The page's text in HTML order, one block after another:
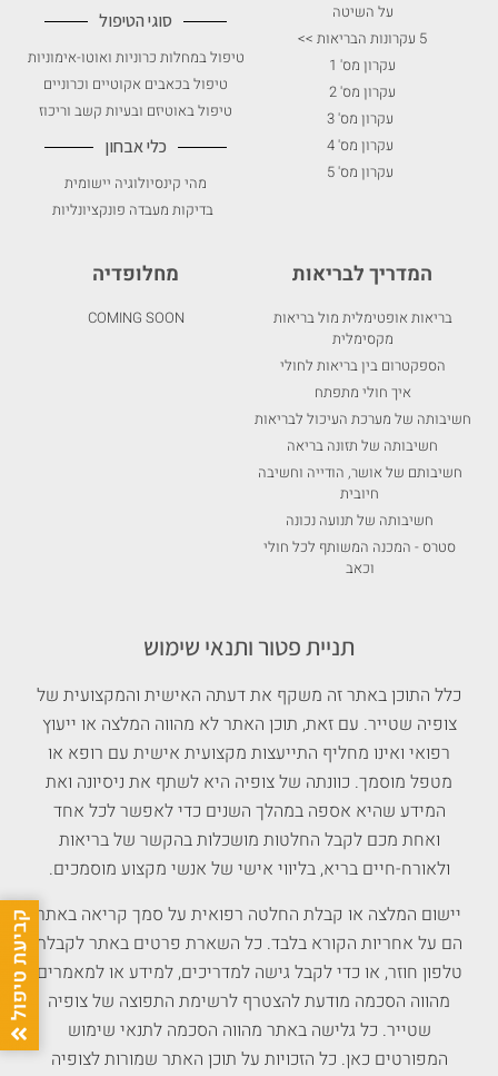
על השיטה
5 עקרונות הבריאות >>
עקרון מס' 1
עקרון מס' 2
עקרון מס' 3
עקרון מס' 4
עקרון מס' 5
סוגי הטיפול
טיפול במחלות כרוניות ואוטו-אימוניות
טיפול בכאבים אקוטיים וכרוניים
טיפול באוטיזם ובעיות קשב וריכוז
כלי אבחון
מהי קינסיולוגיה יישומית
בדיקות מעבדה פונקציונליות
המדריך לבריאות
בריאות אופטימלית מול בריאות
מקסימלית
הספקטרום בין בריאות לחולי
איך חולי מתפתח
חשיבותה של מערכת העיכול לבריאות
חשיבותה של תזונה בריאה
חשיבותם של אושר, הודייה וחשיבה
חיובית
חשיבותה של תנועה נכונה
סטרס - המכנה המשותף לכל חולי
וכאב
מחלופדיה
COMING SOON
תניית פטור ותנאי שימוש
כלל התוכן באתר זה משקף את דעתה האישית והמקצועית של
צופיה שטייר. עם זאת, תוכן האתר לא מהווה המלצה או ייעוץ
רפואי ואינו מחליף התייעצות מקצועית אישית עם רופא או
מטפל מוסמך. כוונתה של צופיה היא לשתף את ניסיונה ואת
המידע שהיא אספה במהלך השנים כדי לאפשר לכל אחד
ואחת מכם לקבל החלטות מושכלות בהקשר של בריאות
ולאורח-חיים בריא, בליווי אישי של אנשי מקצוע מוסמכים.
יישום המלצה או קבלת החלטה רפואית על סמך קריאה באתר
הם על אחריות הקורא בלבד. כל השארת פרטים באתר לקבלת
טלפון חוזר, או כדי לקבל גישה למדריכים, למידע או למאמרים
מהווה הסכמה מודעת להצטרף לרשימת התפוצה של צופיה
שטייר. כל גלישה באתר מהווה הסכמה לתנאי שימוש
המפורטים כאן. כל הזכויות על תוכן האתר שמורות לצופיה